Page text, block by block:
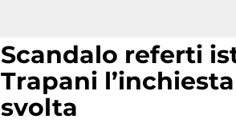
Scandalo referti
Trapani
svolta